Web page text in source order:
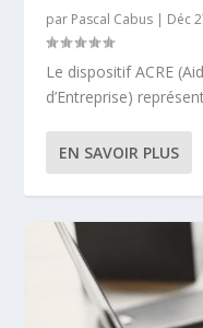
par Pascal Cabus | Déc
Le dispositif ACRE
d’Entreprise)
EN SAVOIR PLUS